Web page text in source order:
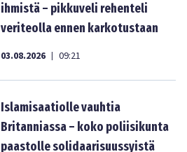
ihmistä – pikkuveli rehenteli
veriteolla ennen karkotustaan
03.08.2026 | 09:21
Islamisaatiolle vauhtia
Britanniassa – koko poliisikunta
paastolle solidaarisuussyistä